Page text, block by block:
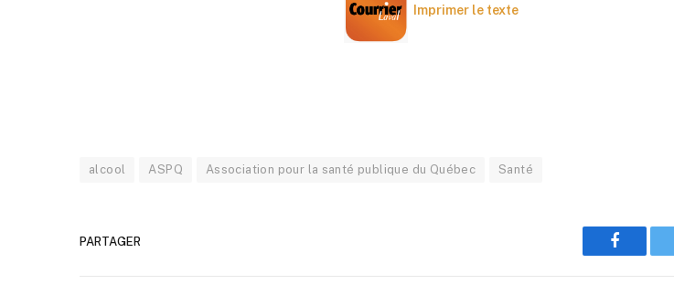
Imprimer le texte
alcool ASPQ Association pour la santé publique du Québec Santé
PARTAGER